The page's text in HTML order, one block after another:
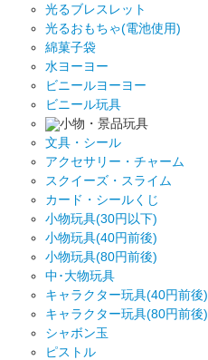
光るブレスレット
光るおもちゃ(電池使用)
綿菓子袋
水ヨーヨー
ビニールヨーヨー
ビニール玩具
小物・景品玩具
文具・シール
アクセサリー・チャーム
スクイーズ・スライム
カード・シールくじ
小物玩具(30円以下)
小物玩具(40円前後)
小物玩具(80円前後)
中･大物玩具
キャラクター玩具(40円前後)
キャラクター玩具(80円前後)
シャボン玉
ピストル